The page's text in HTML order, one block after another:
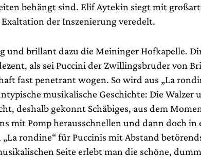
behängt sind. Elif Aytekin siegt mit
der Inszenierung veredelt.
und brillant dazu die Meininger Hofkapelle.
als sei Puccini der Zwillingsbruder von
fast penetrant wogen. So wird aus „La
musikalische Geschichte: Die Walzer
deshalb gekonnt Schäbiges, aus dem
mit Pomp herausschnellen und dann doch
„La rondine“ für Puccinis mit Abstand
Seite erlebt man die schöne,